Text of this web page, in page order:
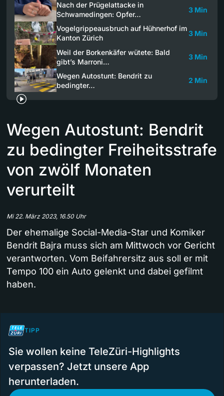
Nach der Prügelattacke in
Schwamedingen: Opfer…
3 Min
Vogelgrippeausbruch auf Hühnerhof im
Kanton Zürich
3 Min
Weil der Borkenkäfer wütete: Bald
gibt’s Marroni…
3 Min
Wegen Autostunt: Bendrit zu
bedingter…
2 Min
Wegen Autostunt: Bendrit
zu bedingter Freiheitsstrafe
von zwölf Monaten
verurteilt
Mi 22. März 2023, 16.50 Uhr
Der ehemalige Social-Media-Star und Komiker
Bendrit Bajra muss sich am Mittwoch vor Gericht
verantworten. Vom Beifahrersitz aus soll er mit
Tempo 100 ein Auto gelenkt und dabei gefilmt
haben.
TIPP
Sie wollen keine TeleZüri-Highlights
verpassen? Jetzt unsere App
herunterladen.